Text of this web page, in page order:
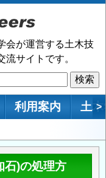
会が運営する土木技
流サイトです。
利用案内 土 >
石)の処理方